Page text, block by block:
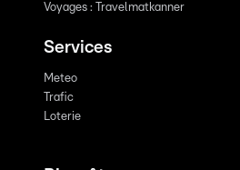
Voyages : Travelmatkanner
Services
Meteo
Trafic
Loterie